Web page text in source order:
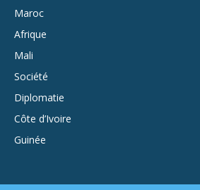
Maroc
Afrique
Mali
Société
Diplomatie
Côte d’Ivoire
Guinée